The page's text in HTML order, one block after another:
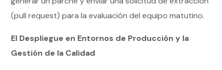
(pull request) para la evaluación del equipo matutino.
El Despliegue en Entornos de Producción y la
Gestión de la Calidad